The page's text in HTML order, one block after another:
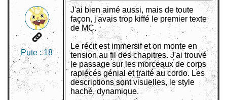
Pute :18
J'ai bien aimé aussi, mais de toute
façon, j'avais trop kiffé le premier texte
de MC.
Le récit est immersif et on monte en
tension au fil des chapitres. J'ai trouvé
le passage sur les morceaux de corps
rapiécés génial et traité au cordo. Les
descriptions sont visuelles, le style
haché, dynamique.